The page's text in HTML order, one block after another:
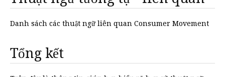
Danh sách các thuật ngữ liên quan Consumer Movement
Tổng kết